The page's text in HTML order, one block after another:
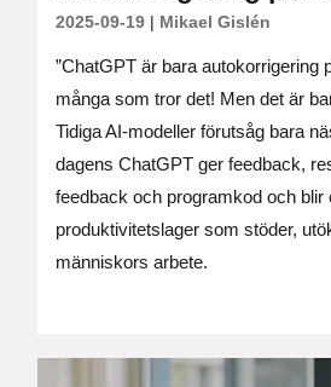
2025-09-19| Mikael Gislén
”ChatGPT är bara autokorrigering
många som tror det! Men det är
Tidiga AI-modeller förutsåg bara
dagens ChatGPT ger feedback,
feedback och programkod och blir
produktivitetslager som stöder,
människors arbete.